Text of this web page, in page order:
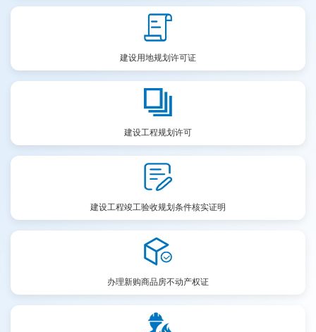
建设用地规划许可证
建设工程规划许可
建设工程竣工验收规划条件核实证明
办理新购商品房不动产权证